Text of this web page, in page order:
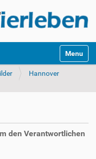
Toggle
Hannover
den Verantwortlichen